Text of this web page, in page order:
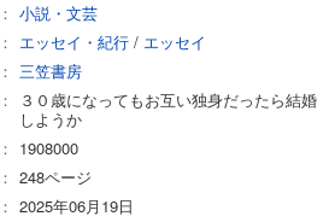
小説・文芸
エッセイ・紀行 / エッセイ
三笠書房
３０歳になってもお互い独身だったら結婚
しようか
1908000
248ページ
2025年06月19日